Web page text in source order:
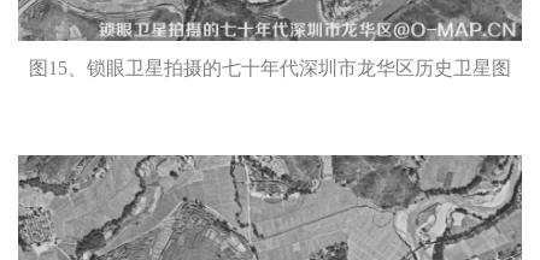
图15、锁眼卫星拍摄的七十年代深圳市龙华区历史卫星图